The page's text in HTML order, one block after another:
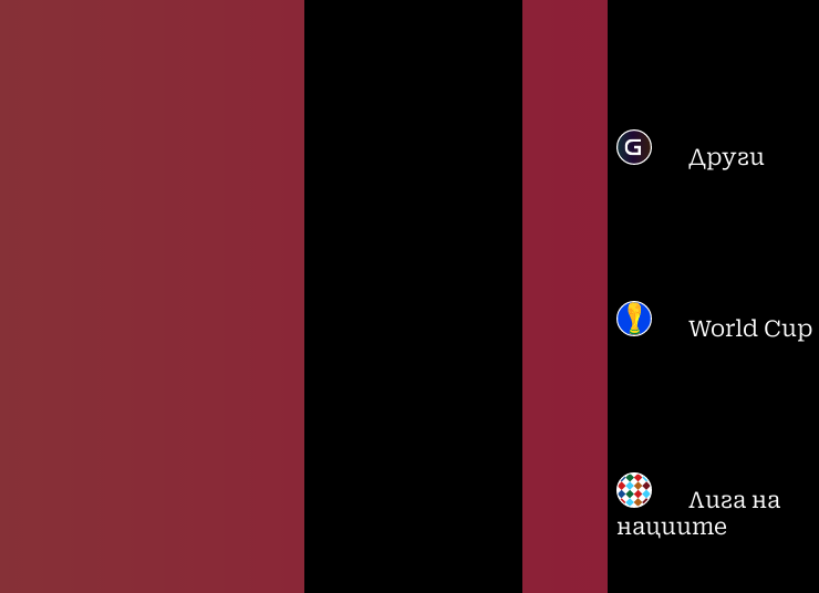
Други
World Cup
Лига на
нациите